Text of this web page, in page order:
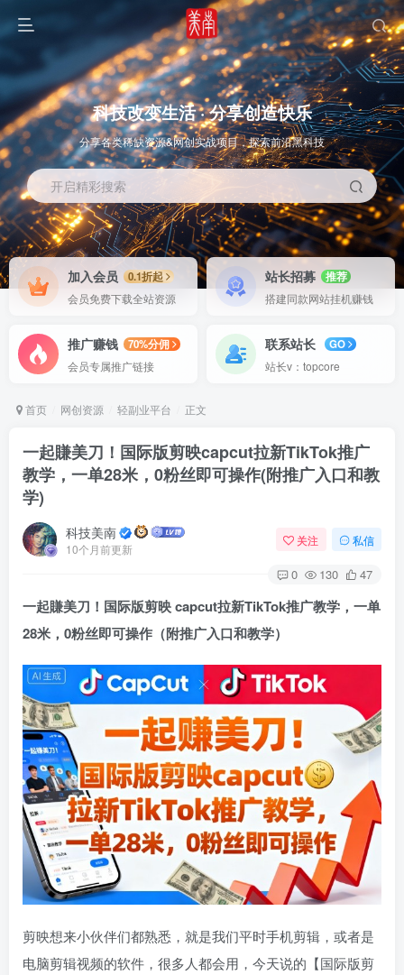
OS教程 SOFT教程
软件
Arch Linux
Linux软件
Android 16
科技改变生活 · 分享创造快乐
分享各类稀缺资源&网创实战项目，探索前沿黑科技
开启精彩搜索
加入会员
0.1折起
会员免费下载全站资源
站长招募
推荐
搭建同款网站挂机赚钱
推广赚钱
70%分佣
会员专属推广链接
联系站长
GO
站长v：topcore
首页 网创资源 轻副业平台 正文
一起賺美刀！国际版剪映capcut拉新TikTok推广
教学，一单28米，0粉丝即可操作(附推广入口和教
学)
科技美南
10个月前更新
关注 私信
0 130 47
一起賺美刀！国际版剪映capcut拉新TikTok推广教学，一单
28米，0粉丝即可操作（附推广入口和教学）
剪映想来小伙伴们都熟悉，就是我们平时手机剪辑，或者是
电脑剪辑视频的软件，很多人都会用，今天说的【国际版剪